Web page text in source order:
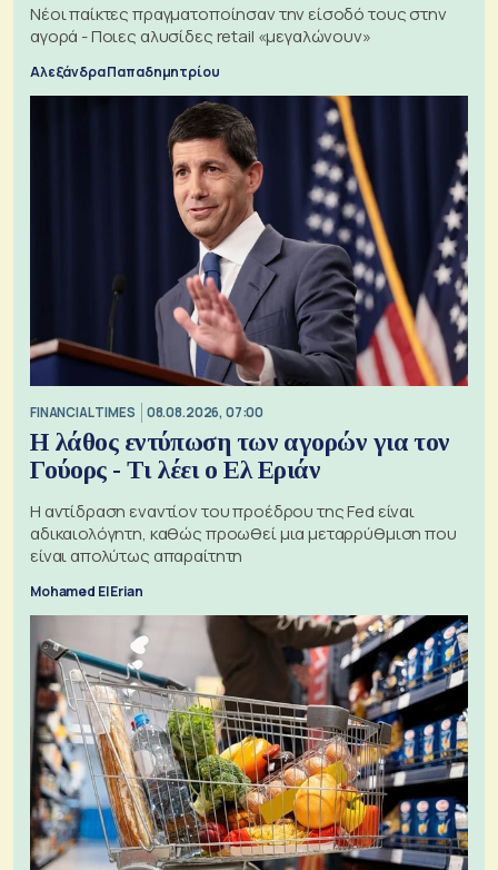
Νέοι παίκτες πραγματοποίησαν την είσοδό τους στην
αγορά - Ποιες αλυσίδες retail «μεγαλώνουν»
Αλεξάνδρα Παπαδημητρίου
FINANCIAL TIMES 08.08.2026, 07:00
Η λάθος εντύπωση των αγορών για τον
Γούορς - Τι λέει ο Ελ Εριάν
Η αντίδραση εναντίον του προέδρου της Fed είναι
αδικαιολόγητη, καθώς προωθεί μια μεταρρύθμιση που
είναι απολύτως απαραίτητη
Mohamed El Erian